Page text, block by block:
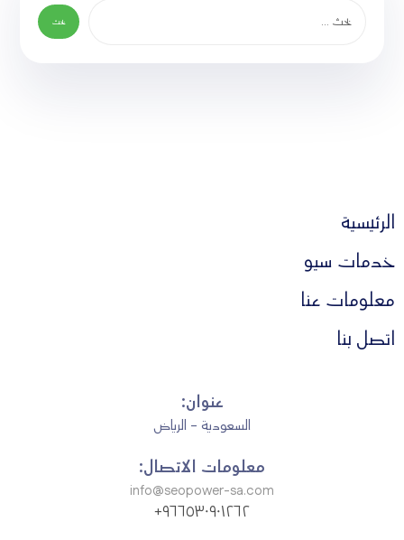
الرئيسية
خدمات سيو
معلومات عنا
اتصل بنا
عنوان:
السعودية - الرياض
معلومات الاتصال:
info@seopower-sa.com
٩٦٦٥٣٠٩٠١٢٦٢+